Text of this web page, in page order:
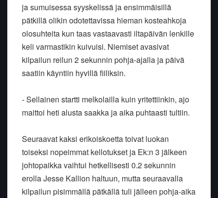
ja sumuisessa syyskelissä ja ensimmäisillä
pätkillä olikin odotettavissa hieman kosteahkoja
olosuhteita kun taas vastaavasti iltapäivän lenkille
keli varmastikin kuivuisi. Niemiset avasivat
kilpailun reilun 2 sekunnin pohja-ajalla ja päivä
saatiin käyntiin hyvillä fiiliksin.
- Sellainen startti melkolailla kuin yritettiinkin, ajo
maittoi heti alusta saakka ja aika puhtaasti tultiin.
Seuraavat kaksi erikoiskoetta toivat luokan
toiseksi nopeimmat kellotukset ja Ek:n 3 jälkeen
johtopaikka vaihtui hetkellisesti 0.2 sekunnin
erolla Jesse Kallion haltuun, mutta seuraavalla
kilpailun pisimmällä pätkällä tuli jälleen pohja-aika